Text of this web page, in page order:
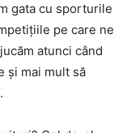
gata cu sporturile
pe care ne
atunci când
şi mai mult să